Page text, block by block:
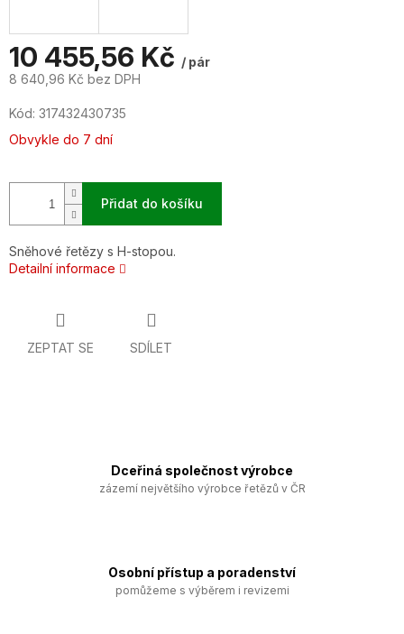
10 455,56 Kč / pár
8 640,96 Kč bez DPH
cena:
Kód: 317432430735
Obvykle do 7 dní
Přidat do košíku
Sněhové řetězy s H-stopou.
Detailní informace
ZEPTAT SE SDÍLET
Dceřiná společnost výrobce
zázemí největšího výrobce řetězů v ČR
Osobní přístup a poradenství
pomůžeme s výběrem i revizemi